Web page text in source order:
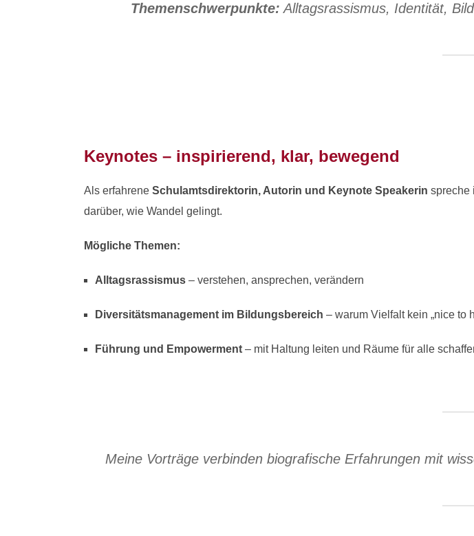
Themenschwerpunkte: Alltagsrassismus, Identität,
Keynotes – inspirierend, klar, bewegend
Als erfahrene Schulamtsdirektorin, Autorin und Keynote Speakerin spreche
darüber, wie Wandel gelingt.
Mögliche Themen:
Alltagsrassismus – verstehen, ansprechen, verändern
Diversitätsmanagement im Bildungsbereich – warum Vielfalt kein „nice to
Führung und Empowerment – mit Haltung leiten und Räume für alle
Meine Vorträge verbinden biografische Erfahrungen mit